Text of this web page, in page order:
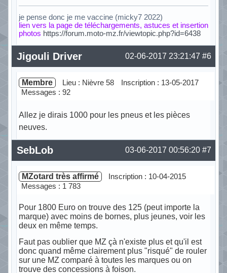
je pense donc je me vaccine (micky7 2022)
lien vers la page de téléchargements, astuces et insertion
photos https://forum.moto-mz.fr/viewtopic.php?id=6438
Hors ligne #6
02-06-2017 23:21:47
Jigouli Driver
Membre Lieu : Nièvre 58
Inscription : 13-05-2017
Messages : 92
Allez je dirais 1000 pour les pneus et les pièces
neuves.
Hors ligne #7
03-06-2017 00:56:20
SebLob
MZotard très affirmé
Inscription : 10-04-2015
Messages : 1 783
Pour 1800 Euro on trouve des 125 (peut importe la
marque) avec moins de bornes, plus jeunes, voir les
deux en même temps.
Faut pas oublier que MZ çà n'existe plus et qu'il est
donc quand même clairement plus "risqué" de rouler
sur une MZ comparé à toutes les marques ou on
trouve des concessions à foison.